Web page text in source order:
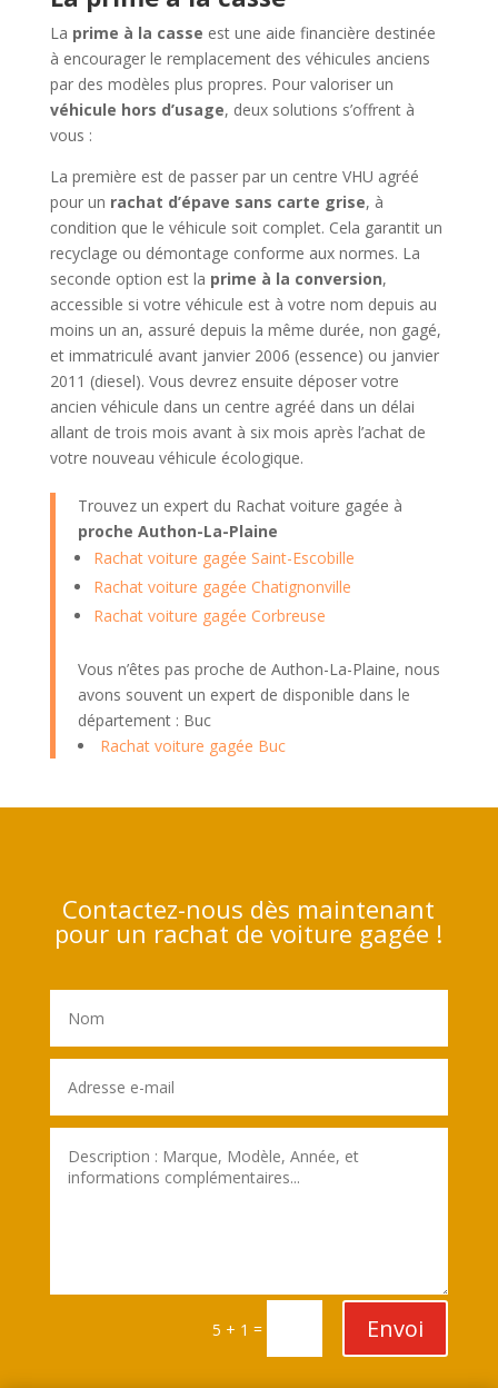
La prime à la casse est une aide financière destinée
à encourager le remplacement des véhicules anciens
par des modèles plus propres. Pour valoriser un
véhicule hors d’usage, deux solutions s’offrent à
vous :
La première est de passer par un centre VHU agréé
pour un rachat d’épave sans carte grise, à
condition que le véhicule soit complet. Cela garantit un
recyclage ou démontage conforme aux normes. La
seconde option est la prime à la conversion,
accessible si votre véhicule est à votre nom depuis au
moins un an, assuré depuis la même durée, non gagé,
et immatriculé avant janvier 2006 (essence) ou janvier
2011 (diesel). Vous devrez ensuite déposer votre
ancien véhicule dans un centre agréé dans un délai
allant de trois mois avant à six mois après l’achat de
votre nouveau véhicule écologique.
Trouvez un expert du Rachat voiture gagée à
proche Authon-La-Plaine
Rachat voiture gagée Saint-Escobille
Rachat voiture gagée Chatignonville
Rachat voiture gagée Corbreuse
Vous n’êtes pas proche de Authon-La-Plaine, nous
avons souvent un expert de disponible dans le
département : Buc
Rachat voiture gagée Buc
Contactez-nous dès maintenant
pour un rachat de voiture gagée !
5 + 1 = Envoi